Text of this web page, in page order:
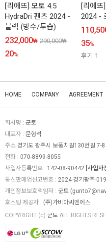
[리에뜨] 모토 4.5
HydraDri 팬츠 2024 -
블랙 (방수/투습)
232,000₩ 290,000₩
20%
[리에뜨
2024 -
35%
후기 1
HOME COMPANY AGREEMENT
회사명 : 군토
대표자 : 문형석
주소 경기도 광주시 보뚱치길130번길 7-
전화 : 070-8899-8055
사업자등록번호 : 142-08-90442 [사업자
통신판매업신고번호 : 2024-경기광주-
개인정보보호책임자 : 군토 (
호스팅 제공자 : (주)가비아씨엔에스
COPYRIGHT (c) 군토 ALL RIGHTS